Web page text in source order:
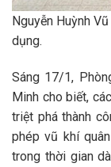
Nguyễn Huỳnh
dụng.
Sáng 17/1,
Minh cho biết,
triệt phá thành
phép vũ khí
trong thời gian